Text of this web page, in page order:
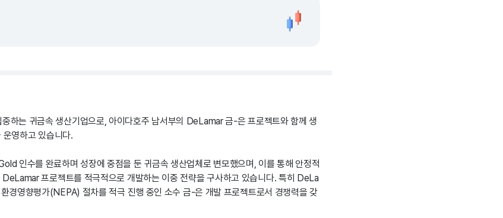
하는 귀금속 생산기업으로, 아이다호주 남서부의 DeLamar 금-은 프로젝트와 함께 생
영하고 있습니다.
인수를 완료하며 성장에 중점을 둔 귀금속 생산업체로 변모했으며, 이를 통해 안정적
프로젝트를 적극적으로 개발하는 이중 전략을 구사하고 있습니다. 특히 DeLa
경영향평가(NEPA) 절차를 적극 진행 중인 소수 금-은 개발 프로젝트로서 경쟁력을 갖